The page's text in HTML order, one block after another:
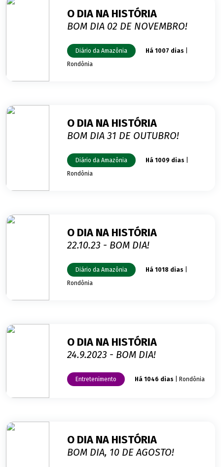
O DIA NA HISTÓRIA
BOM DIA 02 DE NOVEMBRO!
Diário da Amazônia Há 1007 dias
Rondônia
O DIA NA HISTÓRIA
BOM DIA 31 DE OUTUBRO!
Diário da Amazônia Há 1009 dias
Rondônia
O DIA NA HISTÓRIA
22.10.23 - BOM DIA!
Diário da Amazônia Há 1018 dias
Rondônia
O DIA NA HISTÓRIA
24.9.2023 - BOM DIA!
Entretenimento Há 1046 dias | Rondônia
O DIA NA HISTÓRIA
BOM DIA, 10 DE AGOSTO!